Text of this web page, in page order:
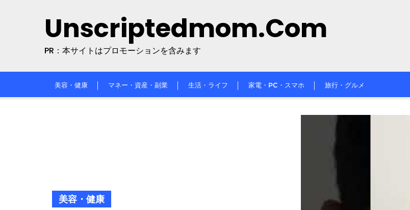
Unscriptedmom.com
PR：本サイトはプロモーションを含みます
美容・健康 マネー・資産・副業 生活・ライフ 家電・PC・スマホ 旅行・グルメ
美容・健康